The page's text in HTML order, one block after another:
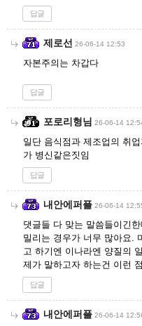
답글
제로선 26-06-14 12:53
자본주의는 차갑다
답글
포로리형님 26-06-14
일단 음식점과 제조업의 취
가 병신같은짓임
답글
내안에퍼플 26-06-14
댓글들 다 맞는 말씀들이긴
밀리는 경우가 너무 많아요.
고 하기엔 이나라엔 양질의
제가 말하고자 하는건 이런
답글
내안에퍼플 26-06-14